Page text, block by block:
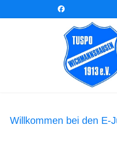
Willkommen bei den E-